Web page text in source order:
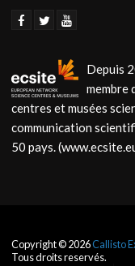
Depuis
membre
centres et musées
communication
50 pays.
Copyright © 2026Callisto
Tous droits reservés.